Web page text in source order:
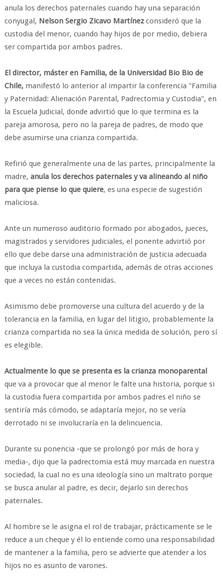
anula los derechos paternales cuando hay una separación
conyugal, Nelson Sergio Zicavo Martínezconsideró que la
custodia del menor, cuando hay hijos de por medio, debiera
ser compartida por ambos padres.
El director, máster en Familia, de la Universidad Bio Bio de
Chile,manifestó lo anterior al impartir la conferencia "Familia
y Paternidad: Alienación Parental, Padrectomia y Custodia", en
la Escuela Judicial, donde advirtió que lo que termina es la
pareja amorosa, pero no la pareja de padres, de modo que
debe asumirse una crianza compartida.
Refirió que generalmente una de las partes, principalmente la
madre, anula los derechos paternales y va alineando al niño
para que piense lo que quiere, es una especie de sugestión
maliciosa.
Ante un numeroso auditorio formado por abogados, jueces,
magistrados y servidores judiciales, el ponente advirtió por
ello que debe darse una administración de justicia adecuada
que incluya la custodia compartida, además de otras acciones
que a veces no están contenidas.
Asimismo debe promoverse una cultura del acuerdo y de la
tolerancia en la familia, en lugar del litigio, probablemente la
crianza compartida no sea la única medida de solución, pero sí
es elegible.
Actualmente lo que se presenta es la crianza monoparental
que va a provocar que al menor le falte una historia, porque si
la custodia fuera compartida por ambos padres el niño se
sentiría más cómodo, se adaptaría mejor, no se vería
derrotado ni se involucraría en la delincuencia.
Durante su ponencia -que se prolongó por más de hora y
media-, dijo que la padrectomia está muy marcada en nuestra
sociedad, la cual no es una ideología sino un maltrato porque
se busca anular al padre, es decir, dejarlo sin derechos
paternales.
Al hombre se le asigna el rol de trabajar, prácticamente se le
reduce a un cheque y él lo entiende como una responsabilidad
de mantener a la familia, pero se advierte que atender a los
hijos no es asunto de varones.